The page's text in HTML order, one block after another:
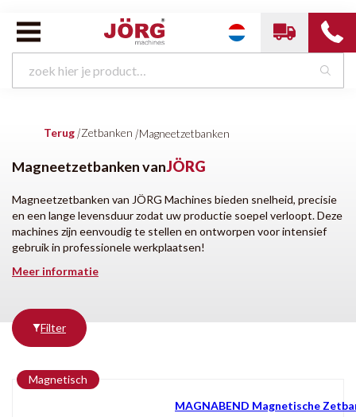
Handzetbanken Vingerzetbanken
Motorische zetbanken
Magneetzetbanken
Werkbreedte
1000 mm
2000 mm
Meer opties
Conditie
Terug |Zetbanken |Magneetzetbanken
Magneetzetbanken vanJÖRG
Magneetzetbanken van JÖRG Machines bieden snelheid, precisie
en een lange levensduur zodat uw productie soepel verloopt. Deze
machines zijn eenvoudig te stellen en ontworpen voor intensief
gebruik in professionele werkplaatsen!
Meer informatie
Filter
Magnetisch
MAGNABEND Magnetische